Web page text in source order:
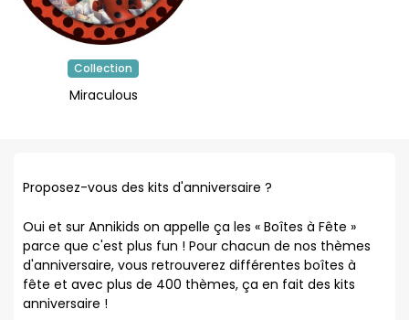
Collection
Miraculous
Proposez-vous des kits d'anniversaire ?
Oui et sur Annikids on appelle ça les « Boîtes à Fête »
parce que c'est plus fun ! Pour chacun de nos thèmes
d'anniversaire, vous retrouverez différentes boîtes à
fête et avec plus de 400 thèmes, ça en fait des kits
anniversaire !